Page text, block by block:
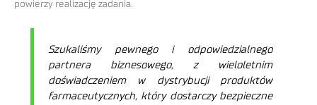
powierzy realizację zadania.
Szukaliśmy pewnego i odpowiedzialnego
partnera biznesowego, z wieloletnim
doświadczeniem w dystrybucji produktów
farmaceutycznych, który dostarczy bezpieczne